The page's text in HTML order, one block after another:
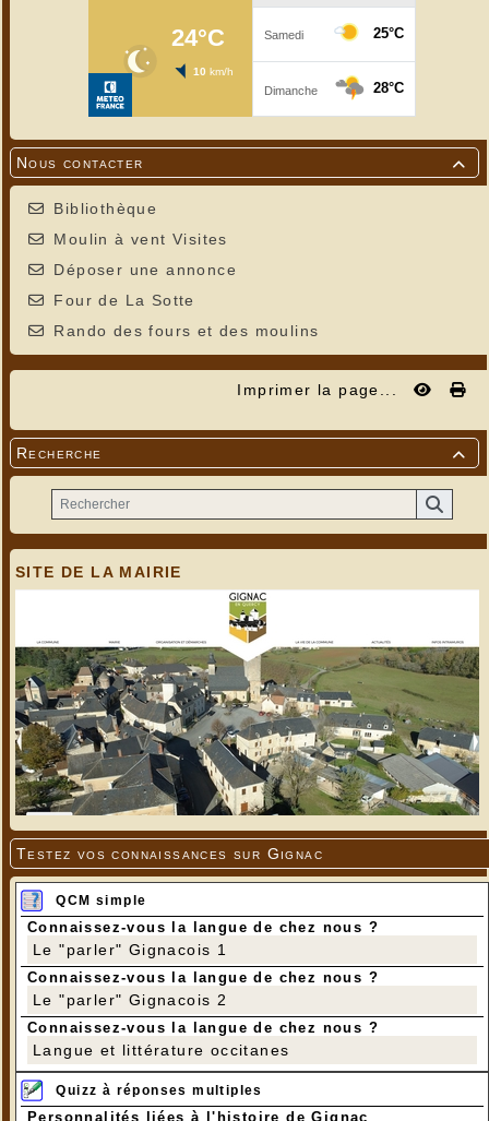

Nous contacter
Bibliothèque
Moulin à vent Visites
Déposer une annonce
Four de La Sotte
Rando des fours et des moulins
Imprimer la page...

Recherche
SITE DE LA MAIRIE
Testez vos connaissances sur Gignac
QCM simple
Connaissez-vous la langue de chez nous ?
Le "parler" Gignacois 1
Connaissez-vous la langue de chez nous ?
Le "parler" Gignacois 2
Connaissez-vous la langue de chez nous ?
Langue et littérature occitanes
Quizz à réponses multiples
Personnalités liées à l'histoire de Gignac